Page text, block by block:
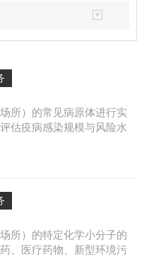
所）的常见病原体进行实
估疫病感染规模与风险水
所）的特定化学小分子的
、医疗药物、新型环境污